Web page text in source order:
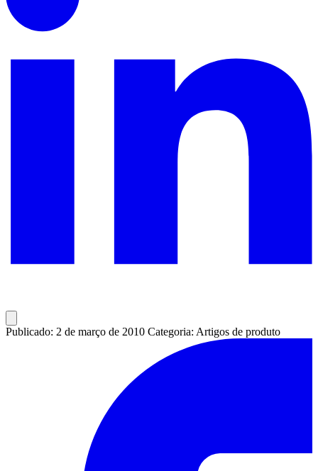
Publicado: 2 de março de 2010 Categoria: Artigos de produto